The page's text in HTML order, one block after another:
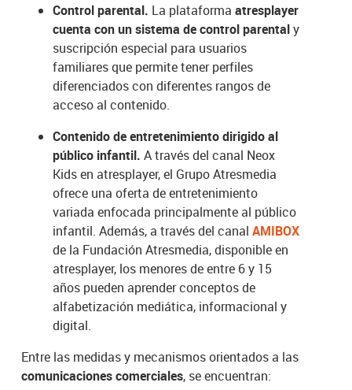
Control parental. La plataformaatresplayer
cuenta con un sistema de control parentaly
suscripción especial para usuarios
familiares que permite tener perfiles
diferenciados con diferentes rangos de
acceso al contenido.
Contenido de entretenimiento dirigido al
público infantil. A través del canal Neox
Kids en atresplayer, el Grupo Atresmedia
ofrece una oferta de entretenimiento
variada enfocada principalmente al público
infantil. Además, a través del canalAMIBOX
de la Fundación Atresmedia, disponible en
atresplayer, los menores de entre 6 y 15
años pueden aprender conceptos de
alfabetización mediática, informacional y
digital.
Entre las medidas y mecanismos orientados a las
comunicaciones comerciales, se encuentran: